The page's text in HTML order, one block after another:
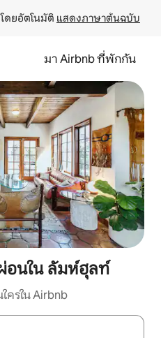
ดยอัตโนมัติ แสดงภาษาต้นฉบับ
มา Airbnb ที่พักกัน
นใน ลัมห์ฮุลท์
ครใน Airbnb